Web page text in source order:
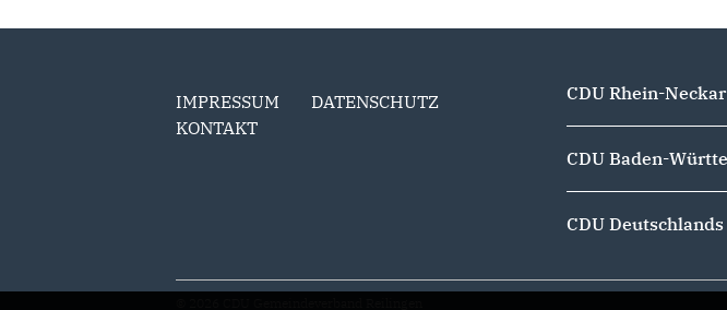
IMPRESSUM
DATENSCHUTZ
KONTAKT
CDU Rhein-Neckar
CDU Baden-
CDU Deutschlands